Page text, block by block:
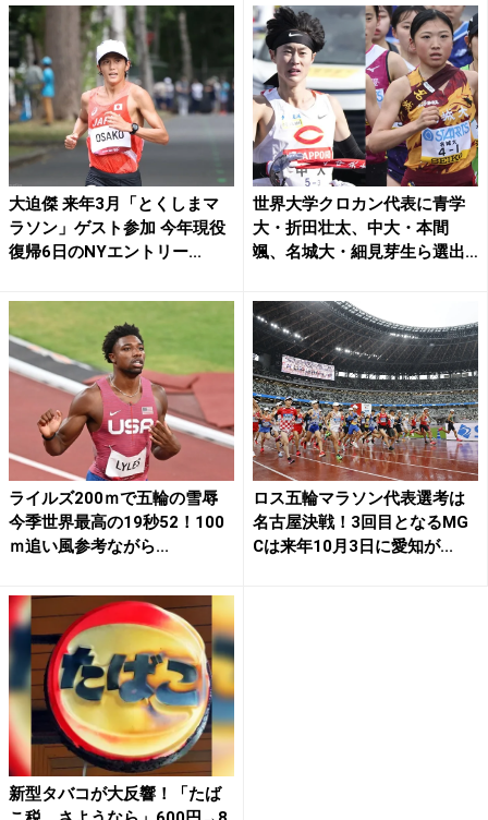
大迫傑 来年3月「とくしまマ
ラソン」ゲスト参加 今年現役
復帰6日のNYエントリー...
世界大学クロカン代表に青学
大・折田壮太、中大・本間
颯、名城大・細見芽生ら選出
ライルズ200ｍで五輪の雪辱
今季世界最高の19秒52！100
ｍ追い風参考ながら...
ロス五輪マラソン代表選考は
名古屋決戦！3回目となるMG
Cは来年10月3日に愛知が...
新型タバコが大反響！「たば